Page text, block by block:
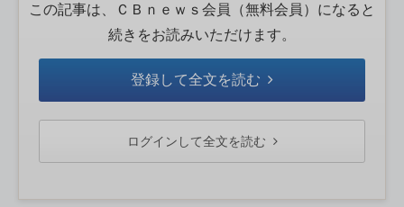
この記事は、ＣＢｎｅｗｓ会員（無料会員）になると
続きをお読みいただけます。
登録して全文を読む
ログインして全文を読む